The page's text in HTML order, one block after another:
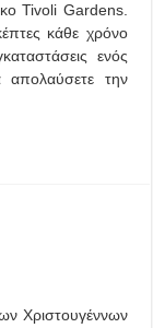
Tivoli Gardens.
κάθε χρόνο
ενός
απολαύσετε την
Χριστουγέννων